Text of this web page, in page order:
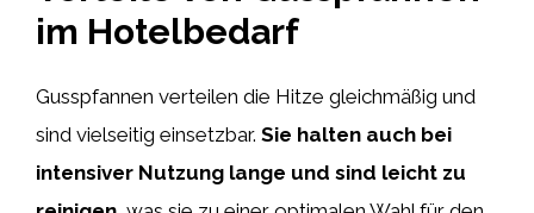
im Hotelbedarf
Gusspfannen verteilen die Hitze gleichmäßig und
sind vielseitig einsetzbar. Sie halten auch bei
intensiver Nutzung lange und sind leicht zu